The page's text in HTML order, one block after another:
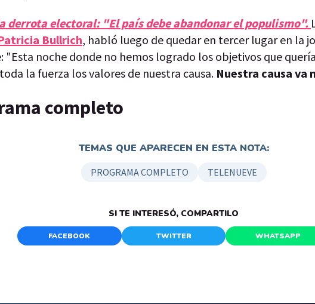
derrota electoral: "El país debe abandonar el populismo".
Bullrich, habló luego de quedar en tercer lugar en la
"Esta noche donde no hemos logrado los objetivos que
la fuerza los valores de nuestra causa. Nuestra causa va
completo
TEMAS QUE APARECEN EN ESTA NOTA:
PROGRAMA COMPLETO TELENUEVE
SI TE INTERESÓ, COMPARTILO
FACEBOOK TWITTER WHATSAPP